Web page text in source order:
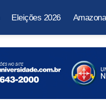
Eleições 2026